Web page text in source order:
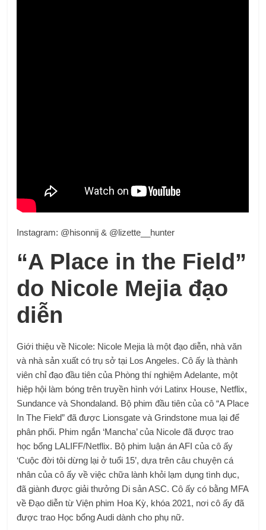
Instagram: @hisonnij & @lizette__hunter
“A Place in the Field”
do Nicole Mejia đạo
diễn
Giới thiệu về Nicole: Nicole Mejia là một đạo diễn, nhà văn
và nhà sản xuất có trụ sở tại Los Angeles. Cô ấy là thành
viên chỉ đạo đầu tiên của Phòng thí nghiệm Adelante, một
hiệp hội làm bóng trên truyền hình với Latinx House, Netflix,
Sundance và Shondaland. Bộ phim đầu tiên của cô “A Place
In The Field” đã được Lionsgate và Grindstone mua lại để
phân phối. Phim ngắn ‘Mancha’ của Nicole đã được trao
học bổng LALIFF/Netflix. Bộ phim luận án AFI của cô ấy
‘Cuộc đời tôi dừng lại ở tuổi 15’, dựa trên câu chuyện cá
nhân của cô ấy về việc chữa lành khỏi lạm dụng tình dục,
đã giành được giải thưởng Di sản ASC. Cô ấy có bằng MFA
về Đạo diễn từ Viện phim Hoa Kỳ, khóa 2021, nơi cô ấy đã
được trao Học bổng Audi dành cho phụ nữ.